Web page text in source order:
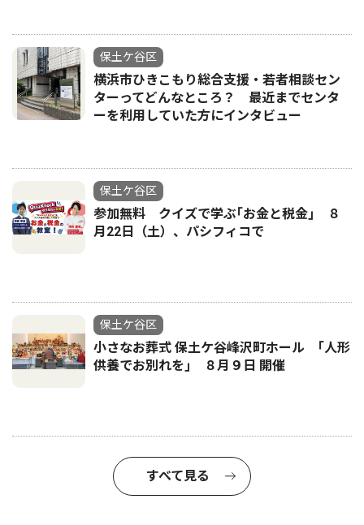
保土ケ谷区
横浜市ひきこもり総合支援・若者相談セン
ターってどんなところ？ 最近までセンタ
ーを利用していた方にインタビュー
保土ケ谷区
参加無料 クイズで学ぶ｢お金と税金｣ ８
月22日（土）、パシフィコで
保土ケ谷区
小さなお葬式 保土ケ谷峰沢町ホール ｢人形
供養でお別れを｣ ８月９日 開催
すべて見る